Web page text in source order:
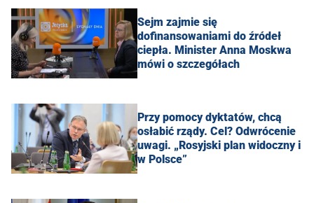
Sejm zajmie się
dofinansowaniami do źródeł
ciepła. Minister Anna Moskwa
mówi o szczegółach
Przy pomocy dyktatów, chcą
osłabić rządy. Cel? Odwrócenie
uwagi. „Rosyjski plan widoczny i
w Polsce”